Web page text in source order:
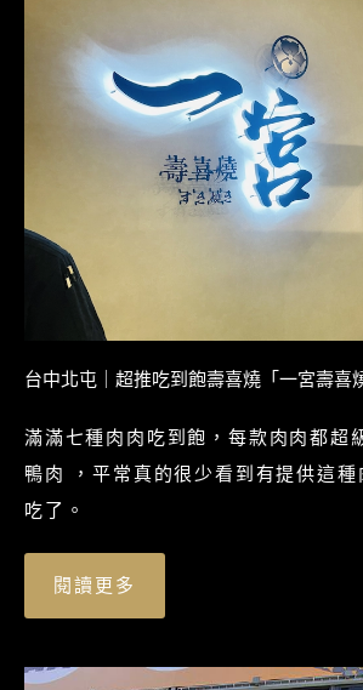
台中北屯｜超推吃到飽壽喜燒「一宮壽喜
滿滿七種肉肉吃到飽，每款肉肉都超
鴨肉 ，平常真的很少看到有提供這種
吃了。
閱讀更多